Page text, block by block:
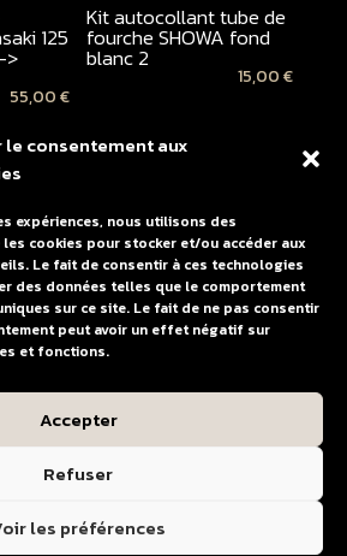
le consentement aux
expériences, nous utilisons des
cookies pour stocker et/ou accéder aux
Le fait de consentir à ces technologies
des données telles que le comportement
sur ce site. Le fait de ne pas consentir
peut avoir un effet négatif sur
et fonctions.
Accepter
Refuser
les préférences
125
>
55,00€
Kit autocollant tube de
fourche SHOWA fond
blanc 2
15,00€
fond
15,00€